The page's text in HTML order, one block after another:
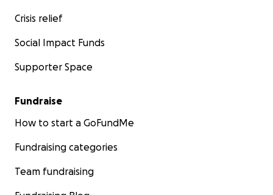
Crisis relief
Social Impact Funds
Supporter Space
Fundraise
How to start a GoFundMe
Fundraising categories
Team fundraising